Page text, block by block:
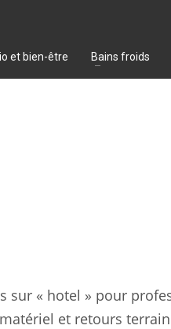
et bien-être Bains froids
sur « hotel » pour
et retours